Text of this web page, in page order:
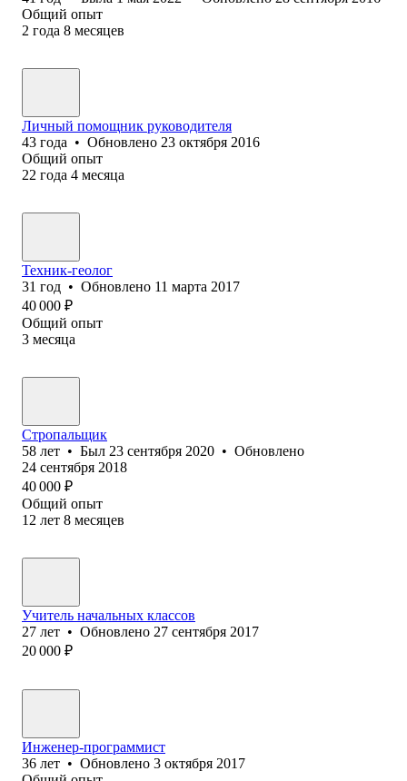
Общий опыт
2 года 8 месяцев
Личный помощник руководителя
43 года • Обновлено 23 октября 2016
Общий опыт
22 года 4 месяца
Техник-геолог
31 год • Обновлено 11 марта 2017
40 000 ₽
Общий опыт
3 месяца
Стропальщик
58 лет • Был 23 сентября 2020 • Обновлено
24 сентября 2018
40 000 ₽
Общий опыт
12 лет 8 месяцев
Учитель начальных классов
27 лет • Обновлено 27 сентября 2017
20 000 ₽
Инженер-программист
36 лет • Обновлено 3 октября 2017